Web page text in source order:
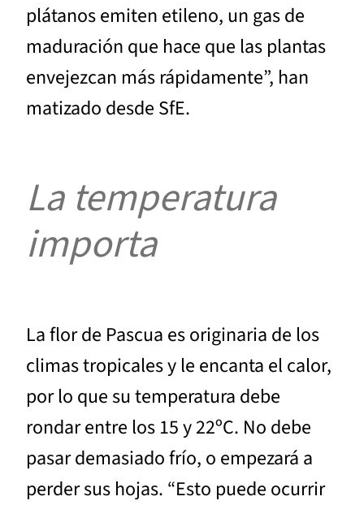
plátanos emiten etileno, un gas de
maduración que hace que las plantas
envejezcan más rápidamente”, han
matizado desde SfE.
La temperatura
importa
La flor de Pascua es originaria de los
climas tropicales y le encanta el calor,
por lo que su temperatura debe
rondar entre los 15 y 22ºC. No debe
pasar demasiado frío, o empezará a
perder sus hojas. “Esto puede ocurrir